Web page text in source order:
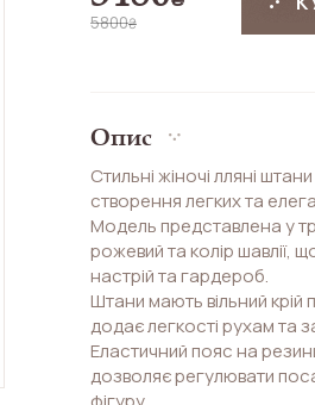
5800₴
Опис
Стильні жіночі лляні
створення легких та
Модель представлена у
рожевий та колір шавлії,
настрій та гардероб.
Штани мають вільний
додає легкості рухам та
Еластичний пояс на
дозволяє регулювати